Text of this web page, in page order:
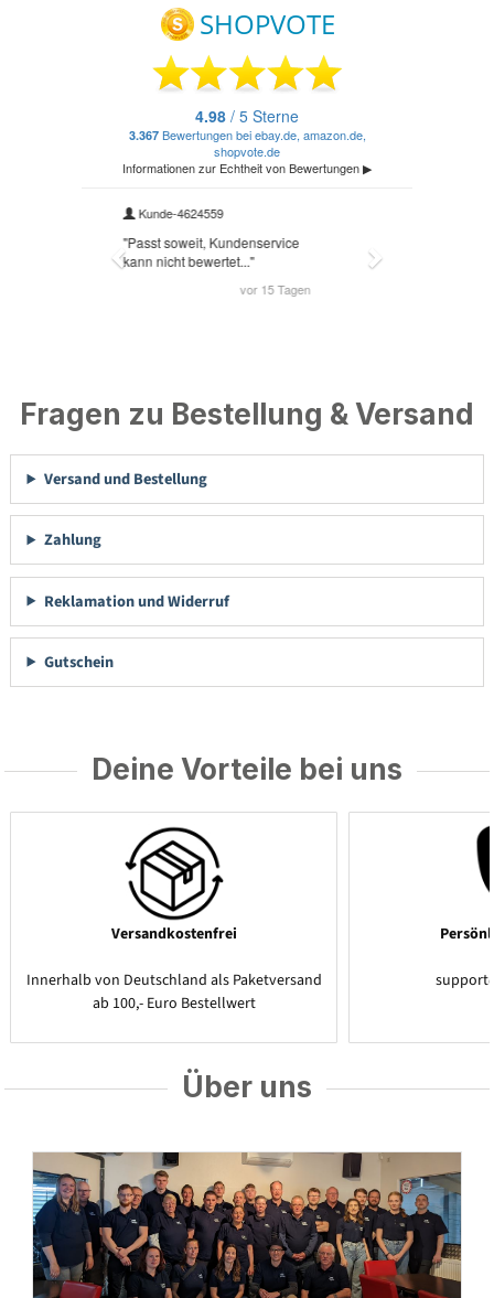
Fragen zu Bestellung & Versand
Versand und Bestellung
Zahlung
Reklamation und Widerruf
Gutschein
Deine Vorteile bei uns
Versandkostenfrei
Innerhalb von Deutschland als Paketversand
ab 100,- Euro Bestellwert
Über uns